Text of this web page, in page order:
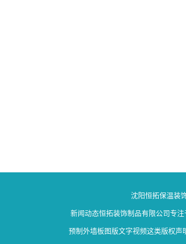
沈阳恒拓保温装
新闻动态恒拓装饰制品有限公司专
预制外墙板图版文字视频这类版权